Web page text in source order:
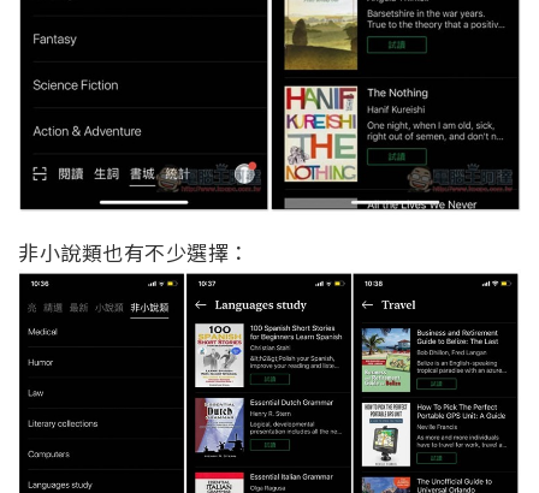
非小說類也有不少選擇：